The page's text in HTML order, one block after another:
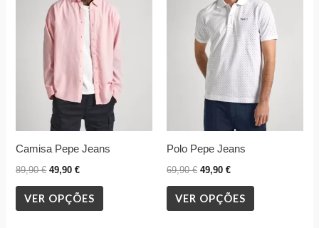
Camisa Pepe Jeans
89,90€
89,90 €.
49,90€
49,90 €.
VER OPÇÕES
multiple
variants.
The
options
may
be
chosen
on
product
page
Polo Pepe Jeans
69,90€
69,90 €.
49,90 €
49,90 €.
VER OPÇÕES
multiple
variants.
The
options
may
be
chosen
product
page